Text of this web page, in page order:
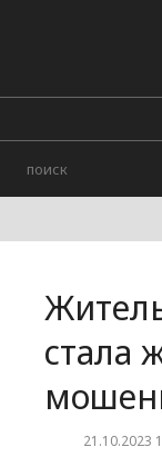
стала
21.10.2023